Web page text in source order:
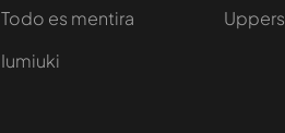
Todo es mentira
Iumiuki
Uppers